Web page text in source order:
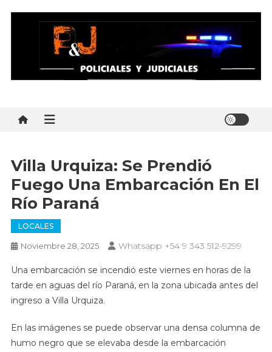
Villa Urquiza: Se Prendió
Fuego Una Embarcación En El
Río Paraná
LOCALES
Noviembre 28, 2025 Whatsapp +54 9 343 512-9299
Una embarcación se incendió este viernes en horas de la
tarde en aguas del río Paraná, en la zona ubicada antes del
ingreso a Villa Urquiza.
En las imágenes se puede observar una densa columna de
humo negro que se elevaba desde la embarcación